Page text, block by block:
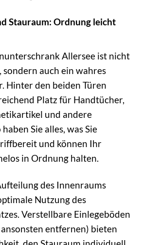
Stauraum: Ordnung leicht
Allersee ist nicht
sondern auch ein wahres
Hinter den beiden Türen
Platz für Handtücher,
und andere
Sie alles, was Sie
und können Ihr
in Ordnung halten.
des Innenraums
Nutzung des
Verstellbare Einlegeböden
entfernen) bieten